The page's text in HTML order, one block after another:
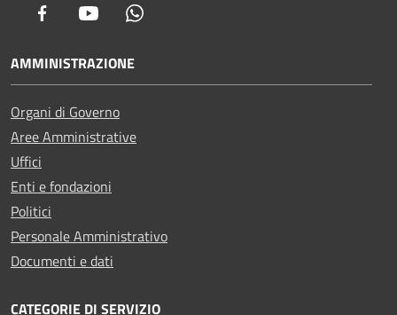
Facebook Youtube
AMMINISTRAZIONE
Organi di Governo
Aree Amministrative
Uffici
Enti e fondazioni
Politici
Personale Amministrativo
Documenti e dati
CATEGORIE DI SERVIZIO